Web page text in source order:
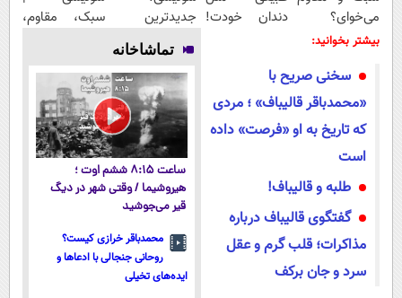
می‌خوای؟
پرداخت
داریم!😍 | 📍
تهران
دندان خودت!
اقساطی 💳 📍
تهران
جدیدترین
فناوری اروپا،
سبک و مقاوم |
پرداخت قسطی
سبک، مقاوم،
اقساطی😍
بیشتر بخوانید:
سخنی صریح با
«محمدباقر قالیباف» ؛ مردی
که تاریخ به او «فرصت» داده
است
طلبه و قالیباف!
گفتگوی قالیباف درباره
مذاکرات؛ قلب گرم و عقل
سرد و جان برکف
تماشاخانه
ساعت ۸:۱۵ ششم اوت ؛
هیروشیما / وقتی شهر در دیگ
قیر می‌جوشید
محمدباقر خرازی کیست؟
روحانی جنجالی با ادعاها و
ایده‌های تخیلی